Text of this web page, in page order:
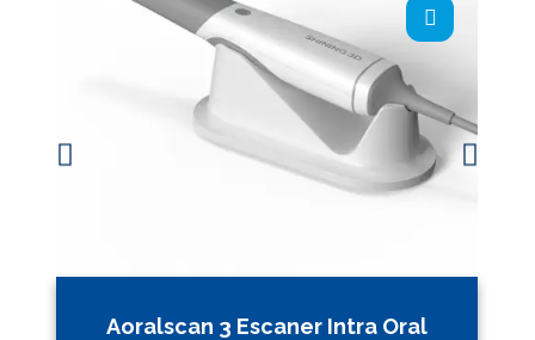
Aoralscan 3 Escaner Intra Oral